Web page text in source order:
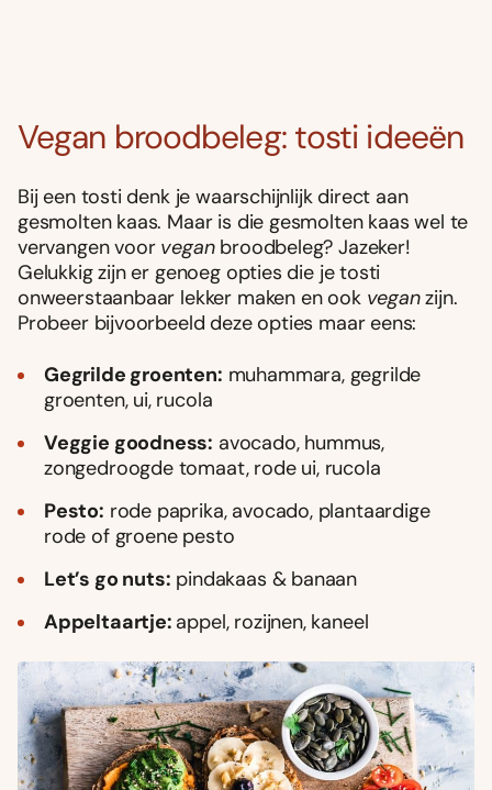
Vegan broodbeleg: tosti ideeën
Bij een tosti denk je waarschijnlijk direct aan
gesmolten kaas. Maar is die gesmolten kaas wel te
vervangen voor veganbroodbeleg? Jazeker!
Gelukkig zijn er genoeg opties die je tosti
onweerstaanbaar lekker maken en ook veganzijn.
Probeer bijvoorbeeld deze opties maar eens:
Gegrilde groenten: muhammara, gegrilde
groenten, ui, rucola
Veggie goodness: avocado, hummus,
zongedroogde tomaat, rode ui, rucola
Pesto: rode paprika, avocado, plantaardige
rode of groene pesto
Let’s go nuts: pindakaas & banaan
Appeltaartje: appel, rozijnen, kaneel